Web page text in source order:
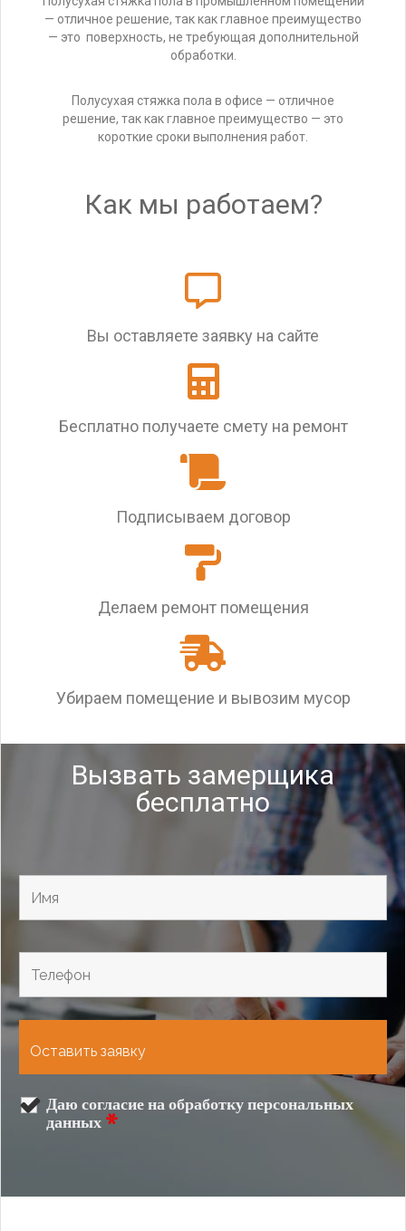
— отличное решение, так как главное преимущество
— это поверхность, не требующая дополнительной
обработки.
Полусухая стяжка пола в офисе — отличное
решение, так как главное преимущество — это
короткие сроки выполнения работ.
Как мы работаем?
Вы оставляете заявку на сайте
Бесплатно получаете смету на ремонт
Подписываем договор
Делаем ремонт помещения
Убираем помещение и вывозим мусор
Вызвать замерщика
бесплатно
Даю согласие на обработку персональных
данных *